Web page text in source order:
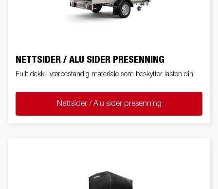
NETTSIDER / ALU SIDER PRESENNING
Fullt dekk i værbestandig materiale som beskytter lasten din
Nettsider / Alu sider presenning